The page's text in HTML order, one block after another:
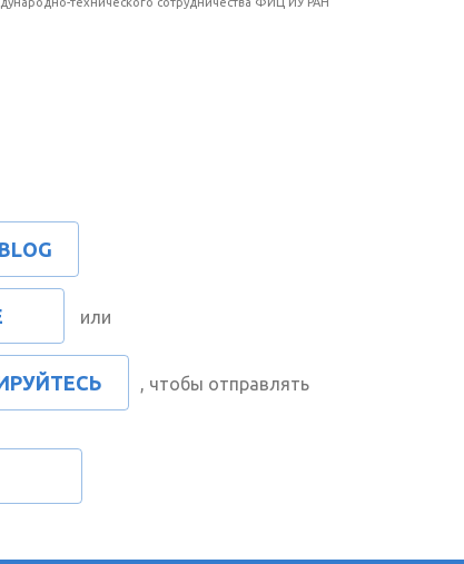
или
, чтобы отправлять